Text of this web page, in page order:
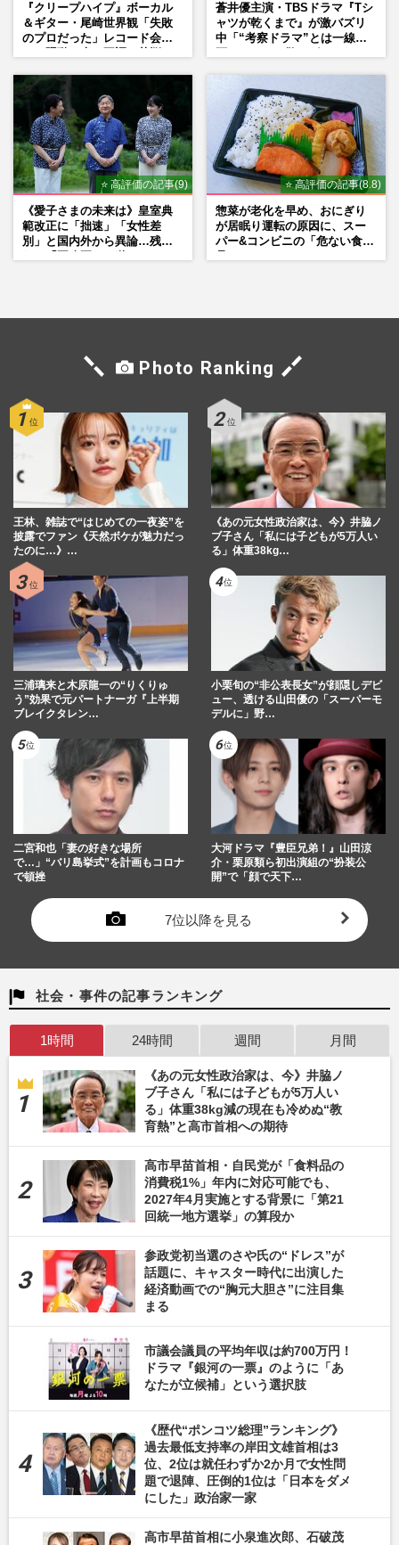
『クリープハイプ』ボーカル
＆ギター・尾崎世界観「失敗
のプロだった」レコード会社
蒼井優主演・TBSドラマ『Tシ
ャツが乾くまで』が激バズリ
中「“考察ドラマ”とは一線を
⭐ 高評価の記事(9)
《愛子さまの未来は》皇室典
範改正に「拙速」「女性差
別」と国内外から異論…残さ
⭐ 高評価の記事(8.8)
惣菜が老化を早め、おにぎり
が居眠り運転の原因に、スー
パー&コンビニの「危ない食
Photo Ranking
王林、雑誌で“はじめての一夜姿”を
披露でファン《天然ボケが魅力だっ
たのに…》…
《あの元女性政治家は、今》井脇ノ
ブ子さん「私には子どもが5万人い
る」体重38kg…
三浦璃来と木原龍一の“りくりゅ
う”効果で元パートナーガ『上半期
ブレイクタレン…
小栗旬の“非公表長女”が顔隠しデビ
ュー、透ける山田優の「スーパーモ
デルに」野…
二宮和也「妻の好きな場所
で…」“バリ島挙式”を計画もコロナ
で頓挫
大河ドラマ『豊臣兄弟！』山田涼
介・栗原類ら初出演組の“扮装公
開”で「顔で天下…
7位以降を見る
社会・事件の記事ランキング
1時間 24時間 週間 月間
《あの元女性政治家は、今》井脇ノ
ブ子さん「私には子どもが5万人い
る」体重38kg減の現在も冷めぬ“教
育熱”と高市首相への期待
高市早苗首相・自民党が「食料品の
消費税1%」年内に対応可能でも、
2027年4月実施とする背景に「第21
回統一地方選挙」の算段か
参政党初当選のさや氏の“ドレス”が
話題に、キャスター時代に出演した
経済動画での“胸元大胆さ”に注目集
まる
市議会議員の平均年収は約700万円！
ドラマ『銀河の一票』のように「あ
なたが立候補」という選択肢
《歴代“ポンコツ総理”ランキング》
過去最低支持率の岸田文雄首相は3
位、2位は就任わずか2か月で女性問
題で退陣、圧倒的1位は「日本をダメ
にした」政治家一家
高市早苗首相に小泉進次郎、石破茂